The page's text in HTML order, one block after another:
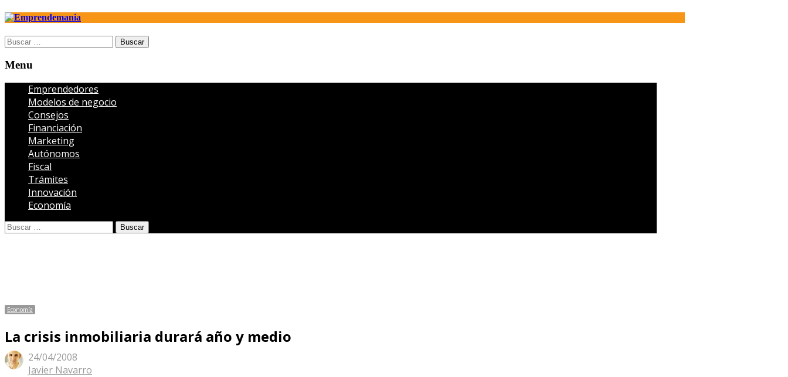
Open
search
panel
Buscar:
Menu
Menu
Emprendedores
Modelos de negocio
Consejos
Financiación
Marketing
Autónomos
Fiscal
Trámites
Innovación
Economía
Open
search
Buscar:
Economía
La crisis inmobiliaria durará año y medio
24/04/2008
Author
Javier Navarro